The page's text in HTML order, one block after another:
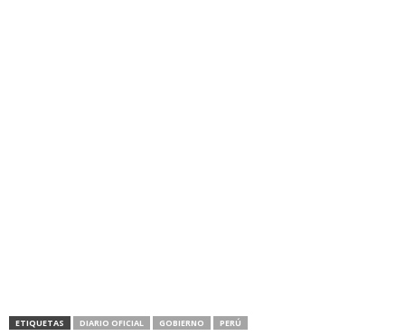
ETIQUETAS DIARIO OFICIAL GOBIERNO PERÚ